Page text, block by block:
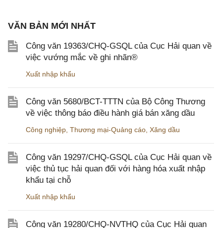
VĂN BẢN MỚI NHẤT
Công văn 19363/CHQ-GSQL của Cục Hải quan về
việc vướng mắc về ghi nhãn®
Xuất nhập khẩu
Công văn 5680/BCT-TTTN của Bộ Công Thương
về việc thông báo điều hành giá bán xăng dầu
Công nghiệp Thương mại-Quảng cáo Xăng dầu
Công văn 19297/CHQ-GSQL của Cục Hải quan về
việc thủ tục hải quan đối với hàng hóa xuất nhập
khẩu tại chỗ
Xuất nhập khẩu
Công văn 19280/CHQ-NVTHQ của Cục Hải quan